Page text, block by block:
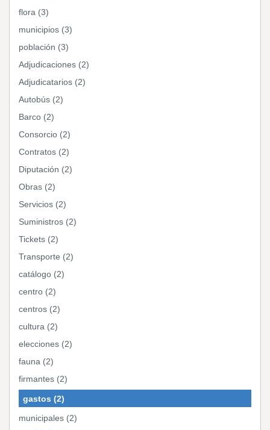
flora (3)
municipios (3)
población (3)
Adjudicaciones (2)
Adjudicatarios (2)
Autobús (2)
Barco (2)
Consorcio (2)
Contratos (2)
Diputación (2)
Obras (2)
Servicios (2)
Suministros (2)
Tickets (2)
Transporte (2)
catálogo (2)
centro (2)
centros (2)
cultura (2)
elecciones (2)
fauna (2)
firmantes (2)
gastos (2)
municipales (2)